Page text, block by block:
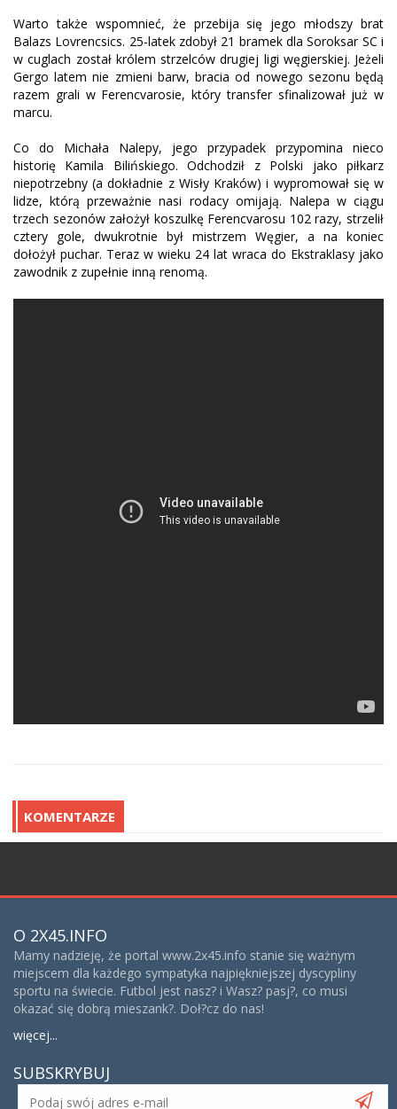
Warto także wspomnieć, że przebija się jego młodszy brat
Balazs Lovrencsics. 25-latek zdobył 21 bramek dla Soroksar SC i
w cuglach został królem strzelców drugiej ligi węgierskiej. Jeżeli
Gergo latem nie zmieni barw, bracia od nowego sezonu będą
razem grali w Ferencvarosie, który transfer sfinalizował już w
marcu.
Co do Michała Nalepy, jego przypadek przypomina nieco
historię Kamila Bilińskiego. Odchodził z Polski jako piłkarz
niepotrzebny (a dokładnie z Wisły Kraków) i wypromował się w
lidze, którą przeważnie nasi rodacy omijają. Nalepa w ciągu
trzech sezonów założył koszulkę Ferencvarosu 102 razy, strzelił
cztery gole, dwukrotnie był mistrzem Węgier, a na koniec
dołożył puchar. Teraz w wieku 24 lat wraca do Ekstraklasy jako
zawodnik z zupełnie inną renomą.
KOMENTARZE
O 2X45.INFO
Mamy nadzieję, że portal www.2x45.info stanie się ważnym
miejscem dla każdego sympatyka najpiękniejszej dyscypliny
sportu na świecie. Futbol jest nasz? i Wasz? pasj?, co musi
okazać się dobrą mieszank?. Doł?cz do nas!
więcej...
SUBSKRYBUJ